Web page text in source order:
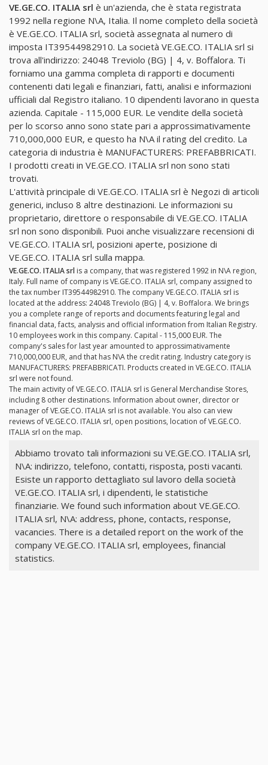
VE.GE.CO. ITALIA srl è un'azienda, che è stata registrata
1992 nella regione N\A, Italia. Il nome completo della società
è VE.GE.CO. ITALIA srl, società assegnata al numero di
imposta IT39544982910. La società VE.GE.CO. ITALIA srl si
trova all'indirizzo: 24048 Treviolo (BG) | 4, v. Boffalora. Ti
forniamo una gamma completa di rapporti e documenti
contenenti dati legali e finanziari, fatti, analisi e informazioni
ufficiali dal Registro italiano. 10 dipendenti lavorano in questa
azienda. Capitale - 115,000 EUR. Le vendite della società
per lo scorso anno sono state pari a approssimativamente
710,000,000 EUR, e questo ha N\A il rating del credito. La
categoria di industria è MANUFACTURERS: PREFABBRICATI.
I prodotti creati in VE.GE.CO. ITALIA srl non sono stati
trovati.
L'attività principale di VE.GE.CO. ITALIA srl è Negozi di articoli
generici, incluso 8 altre destinazioni. Le informazioni su
proprietario, direttore o responsabile di VE.GE.CO. ITALIA
srl non sono disponibili. Puoi anche visualizzare recensioni di
VE.GE.CO. ITALIA srl, posizioni aperte, posizione di
VE.GE.CO. ITALIA srl sulla mappa.
VE.GE.CO. ITALIA srl is a company, that was registered 1992 in N\A region,
Italy. Full name of company is VE.GE.CO. ITALIA srl, company assigned to
the tax number IT39544982910. The company VE.GE.CO. ITALIA srl is
located at the address: 24048 Treviolo (BG) | 4, v. Boffalora. We brings
you a complete range of reports and documents featuring legal and
financial data, facts, analysis and official information from Italian Registry.
10 employees work in this company. Capital - 115,000 EUR. The
company's sales for last year amounted to approssimativamente
710,000,000 EUR, and that has N\A the credit rating. Industry category is
MANUFACTURERS: PREFABBRICATI. Products created in VE.GE.CO. ITALIA
srl were not found.
The main activity of VE.GE.CO. ITALIA srl is General Merchandise Stores,
including 8 other destinations. Information about owner, director or
manager of VE.GE.CO. ITALIA srl is not available. You also can view
reviews of VE.GE.CO. ITALIA srl, open positions, location of VE.GE.CO.
ITALIA srl on the map.
Abbiamo trovato tali informazioni su VE.GE.CO. ITALIA srl,
N\A: indirizzo, telefono, contatti, risposta, posti vacanti.
Esiste un rapporto dettagliato sul lavoro della società
VE.GE.CO. ITALIA srl, i dipendenti, le statistiche
finanziarie. We found such information about VE.GE.CO.
ITALIA srl, N\A: address, phone, contacts, response,
vacancies. There is a detailed report on the work of the
company VE.GE.CO. ITALIA srl, employees, financial
statistics.